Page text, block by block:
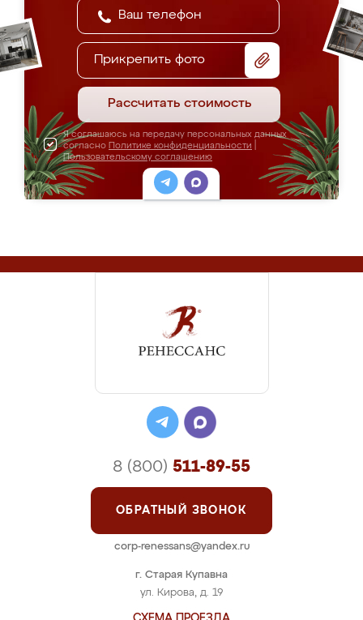
Прикрепить фото
Рассчитать стоимость
Я соглашаюсь на передачу персональных данных
согласно Политике конфиденциальности
Пользовательскому соглашению
г. Старая Купавна
ул. Кирова, д. 19
8 (800) 511-89-55
ОБРАТНЫЙ ЗВОНОК
corp-renessans@yandex.ru